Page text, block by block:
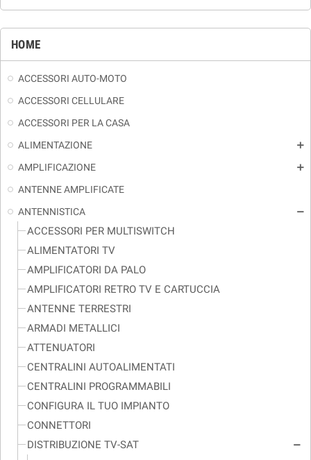
HOME
ACCESSORI AUTO-MOTO
ACCESSORI CELLULARE
ACCESSORI PER LA CASA
ALIMENTAZIONE
add
AMPLIFICAZIONE add
ANTENNE AMPLIFICATE
ANTENNISTICA
remove
ACCESSORI PER MULTISWITCH
ALIMENTATORI TV
AMPLIFICATORI DA PALO
AMPLIFICATORI RETRO TV E CARTUCCIA
ANTENNE TERRESTRI
ARMADI METALLICI
ATTENUATORI
CENTRALINI AUTOALIMENTATI
CENTRALINI PROGRAMMABILI
CONFIGURA IL TUO IMPIANTO
CONNETTORI
DISTRIBUZIONE TV-SAT
remove